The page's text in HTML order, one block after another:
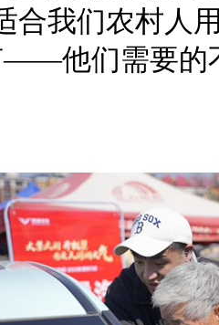
合我们农村人
他们需要的